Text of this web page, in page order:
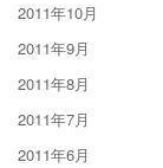
2011年10月
2011年9月
2011年8月
2011年7月
2011年6月